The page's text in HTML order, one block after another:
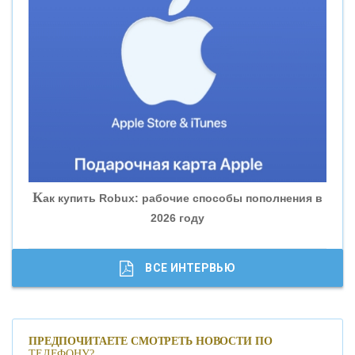
«ВНЕШПРОМБАНК»
«БАНК ГЛОБЭКС»
«СОВКОМБАНК»
«ГАЗПРОМБАНК»
«МОСКОВСКИЙ КРЕДИТНЫЙ БАНК»
Как купить Robux: рабочие способы пополнения в
2026 году
ВСЕ ИНТЕРВЬЮ
ПРЕДПОЧИТАЕТЕ СМОТРЕТЬ НОВОСТИ ПО